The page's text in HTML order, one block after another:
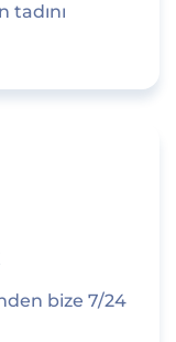
tadını
bize 7/24